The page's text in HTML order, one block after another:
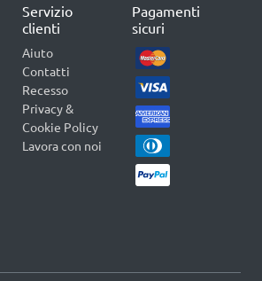
Servizio
clienti
Aiuto
Contatti
Recesso
Privacy &
Cookie Policy
Lavora con noi
Pagamenti
sicuri